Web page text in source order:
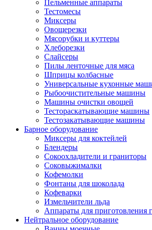
Пельменные аппараты
Тестомесы
Миксеры
Овощерезки
Мясорубки и куттеры
Хлеборезки
Слайсеры
Пилы ленточные для мяса
Шприцы колбасные
Универсальные кухонные
Рыбоочистительные машины
Машины очистки овощей
Тестораскатывающие машины
Тестозакатывающие машины
Барное оборудование
Миксеры для коктейлей
Блендеры
Сокоохладители и граниторы
Соковыжималки
Кофемолки
Фонтаны для шоколада
Кофеварки
Измельчители льда
Аппараты для приготовления
Нейтральное оборудование